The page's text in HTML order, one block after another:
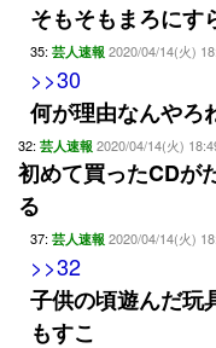
そもそもまろにす
35: 芸人速報 2020/04/14(火)
>>30
何が理由なんやろ
32: 芸人速報 2020/04/14(火)
初めて買ったCDが
る
37: 芸人速報 2020/04/14(火)
>>32
子供の頃遊んだ玩
もすこ